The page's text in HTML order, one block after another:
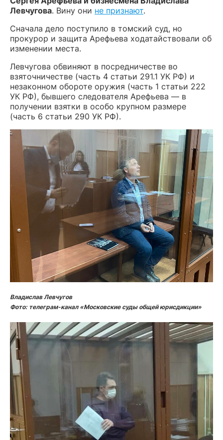
Левчугова. Вину они не признают.
Сначала дело поступило в томский суд, но
прокурор и защита Арефьева ходатайствовали об
изменении места.
Левчугова обвиняют в посредничестве во
взяточничестве (часть 4 статьи 291.1 УК РФ) и
незаконном обороте оружия (часть 1 статьи 222
УК РФ), бывшего следователя Арефьева — в
получении взятки в особо крупном размере
(часть 6 статьи 290 УК РФ).
Владислав Левчугов
Фото: телеграм-канал «Московские суды общей юрисдикции»